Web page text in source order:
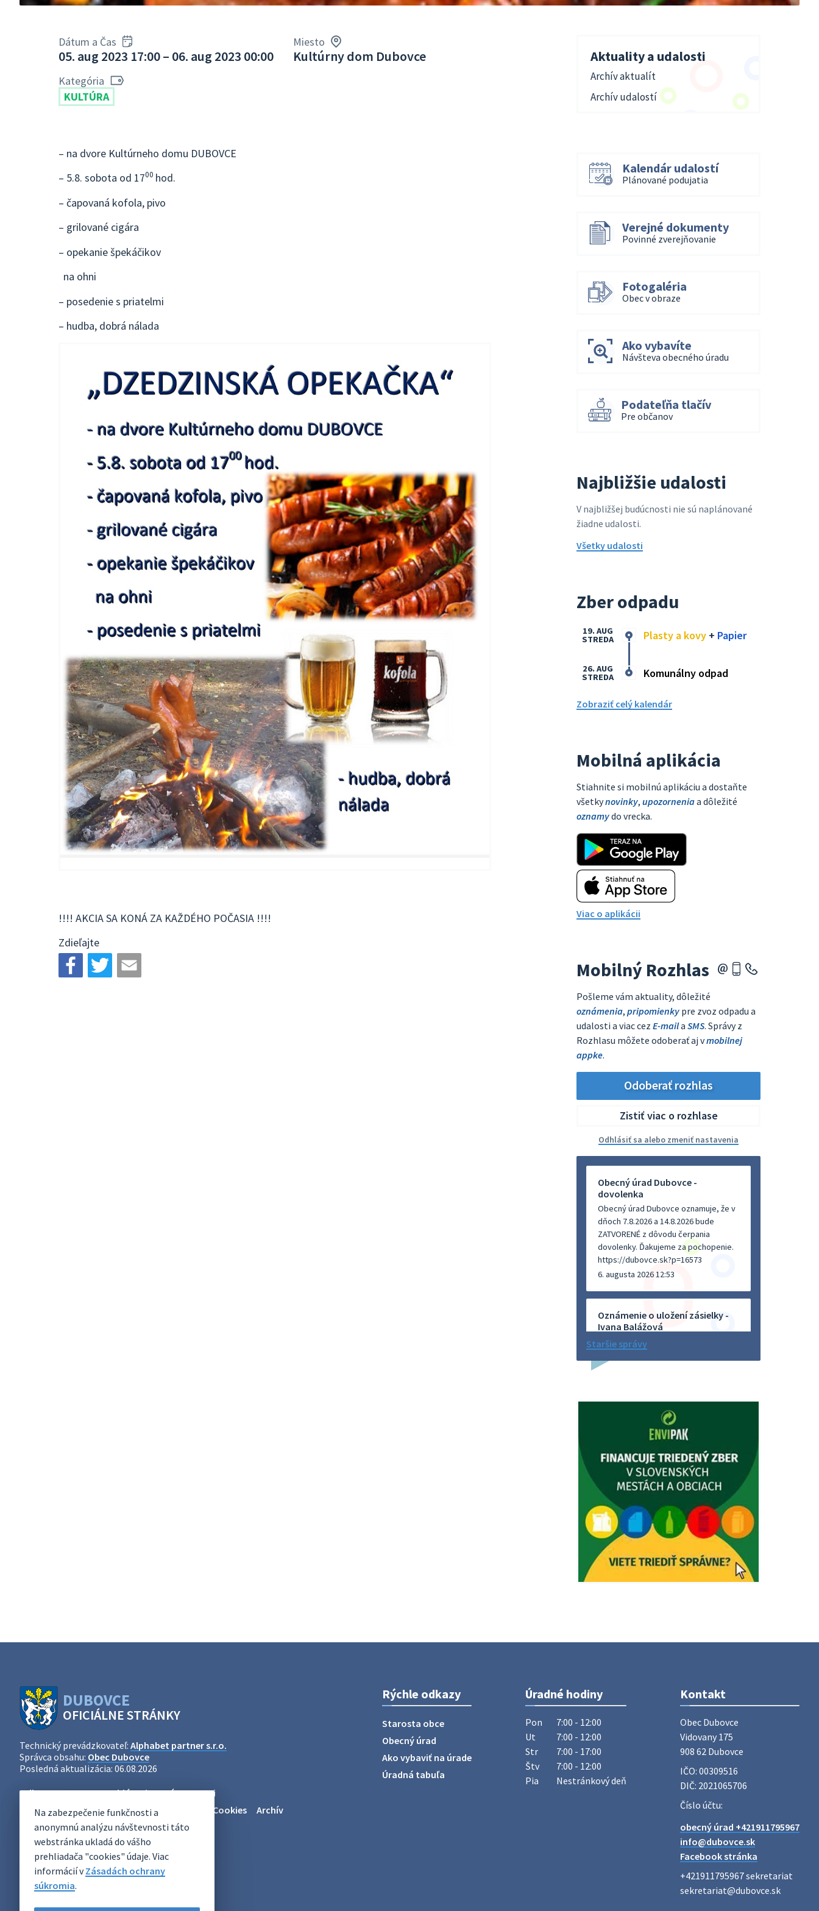
Na zabezpečenie funkčnosti a
anonymnú analýzu návštevnosti táto
webstránka ukladá do vášho
prehliadača "cookies" údaje. Viac
informácií vZásadách ochrany
súkromia.
Dátum a Čas
05. aug 2023 17:00 – 06. aug 2023 00:00
Miesto
Kultúrny dom Dubovce
Kategória
KULTÚRA
– na dvore Kultúrneho domu DUBOVCE
– 5.8. sobota od 1700 hod.
– čapovaná kofola, pivo
– grilované cigára
– opekanie špekáčikov
na ohni
– posedenie s priatelmi
– hudba, dobrá nálada
!!!! AKCIA SA KONÁ ZA KAŽDÉHO POČASIA !!!!
Zdieľajte
Aktuality a udalosti
Archív aktualít
Archív udalostí
Kalendár udalostí
Plánované podujatia
Verejné dokumenty
Povinné zverejňovanie
Fotogaléria
Obec v obraze
Ako vybavíte
Návšteva obecného úradu
Podateľňa tlačív
Pre občanov
Najbližšie udalosti
V najbližšej budúcnosti nie sú naplánované
žiadne udalosti.
Všetky udalosti
Zber odpadu
Plasty a kovy + Papier
19. AUG
STREDA
Komunálny odpad
26. AUG
STREDA
Zobraziť celý kalendár
Mobilná aplikácia
Stiahnite si mobilnú aplikáciu a dostaňte
všetkynovinky, upozorneniaa dôležité
oznamydo vrecka.
Viac o aplikácii
Mobilný Rozhlas
Pošleme vám aktuality, dôležité
oznámenia, pripomienky pre zvoz odpadu a
udalosti a viac cez E-maila SMS. Správy z
Rozhlasu môžete odoberať aj vmobilnej
appke.
Odoberať rozhlas
Zistiť viac o rozhlase
Odhlásiť sa alebo zmeniť nastavenia
Obecný úrad Dubovce -
dovolenka
Obecný úrad Dubovce oznamuje, že v
dňoch 7.8.2026 a 14.8.2026 bude
ZATVORENÉ z dôvodu čerpania
dovolenky. Ďakujeme za pochopenie.
https://dubovce.sk?p=16573
6. augusta 2026 12:53
Oznámenie o uložení zásielky -
Ivana Balážová
Na úradnej tabuli je nová výveska.
5. augusta 2026 12:38
Dovolenka - MUDr. Marián Sivoň
Ambulancia pre dospelých - MUDr.
Marián Sivoň Popudinské Močidľany
oznamuje, že od 19.8 - 28.8.2026
budeZATVORENÁ z dôvodu čerpania
dovolenky. Akútne prípady bude riešiť
MUDr.Fisch…
5. augusta 2026 12:35
Zajtrajší zvoz odpadu
Vážený občan, zajtra 5. 8. sa bude
zvážať komunálny odpad.
Vážený občan, dnes 5. 8. sa zváža
Oznámenie o uložení zásielky -
Juraj Sloboda
Na úradnej tabuli je nová výveska.
https://dubovce.sk?p=16556
28. júla 2026 10:49
stredu 29. júla 2026 sa v našej obci
uskutoční zber železa. Pracovníci
Obecného úradu budú od 8.00 hod.
Staršie správy
DUBOVCE
OFICIÁLNE STRÁNKY
Technický prevádzkovateľ: Alphabet partner s.r.o.
Správca obsahu: Obec Dubovce
Posledná aktualizácia: 06.08.2026
Odber RSS
Mapa
Vyhlásenie o prístupnosti
Zásady ochrany osobných údajov
Nastaviť Cookies Archív
Rýchle odkazy
Starosta obce
Obecný úrad
Ako vybaviť na úrade
Úradná tabuľa
Úradné hodiny
Pon
7:00 - 12:00
Ut
7:00 - 12:00
Str
7:00 - 17:00
Štv
7:00 - 12:00
Pia
Nestránkový deň
Kontakt
Obec Dubovce
Vidovany 175
908 62 Dubovce
IČO: 00309516
DIČ: 2021065706
Číslo účtu:
obecný úrad +421911795967
info@dubovce.sk
Facebook stránka
+421911795967 sekretariat
sekretariat@dubovce.sk